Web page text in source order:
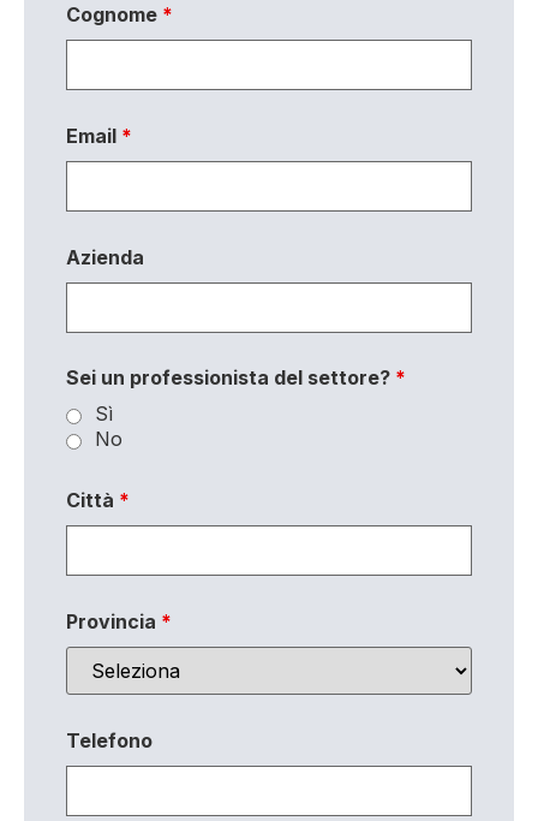
Cognome *
Email *
Azienda
Sei un professionista del settore? *
Sì
No
Città *
Provincia *
Telefono